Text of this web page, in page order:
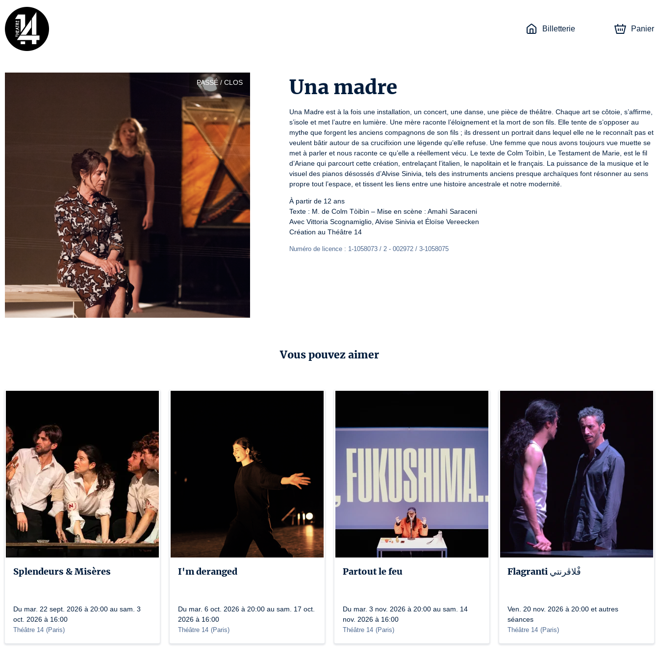
Billetterie Panier
PASSÉ / CLOS Una madre
Una Madre est à la fois une installation, un concert, une danse, une pièce de théâtre. Chaque art se côtoie, s’affirme,
s’isole et met l’autre en lumière. Une mère raconte l’éloignement et la mort de son fils. Elle tente de s’opposer au
mythe que forgent les anciens compagnons de son fils ; ils dressent un portrait dans lequel elle ne le reconnaît pas et
veulent bâtir autour de sa crucifixion une légende qu’elle refuse. Une femme que nous avons toujours vue muette se
met à parler et nous raconte ce qu’elle a réellement vécu. Le texte de Colm Toìbìn, Le Testament de Marie, est le fil
d’Ariane qui parcourt cette création, entrelaçant l’italien, le napolitain et le français. La puissance de la musique et le
visuel des pianos désossés d’Alvise Sinivia, tels des instruments anciens presque archaïques font résonner au sens
propre tout l’espace, et tissent les liens entre une histoire ancestrale et notre modernité.
À partir de 12 ans
Texte : M. de Colm Tòibìn – Mise en scène : Amahì Saraceni
Avec Vittoria Scognamiglio, Alvise Sinivia et Éloïse Vereecken
Création au Théâtre 14
Numéro de licence : 1-1058073 / 2 - 002972 / 3-1058075
Vous pouvez aimer
Splendeurs & Misères
Du mar. 22 sept. 2026 à 20:00 au sam. 3
oct. 2026 à 16:00
Théâtre 14 (Paris)
I'm deranged
Du mar. 6 oct. 2026 à 20:00 au sam. 17 oct.
2026 à 16:00
Théâtre 14 (Paris)
Partout le feu
Du mar. 3 nov. 2026 à 20:00 au sam. 14
nov. 2026 à 16:00
Théâtre 14 (Paris)
Flagranti فْلاڤرنتي
Ven. 20 nov. 2026 à 20:00 et autres
séances
Théâtre 14 (Paris)